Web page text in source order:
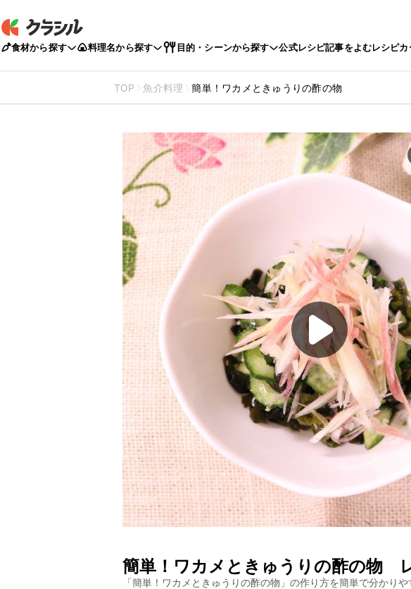
食材から探す 料理名から探す 目的・シーンから探す 公式レシピ記事をよむレシピカ
TOP 魚介料理 簡単！ワカメときゅうりの酢の物
簡単！ワカメときゅうりの酢の物
「簡単！ワカメときゅうりの酢の物 」の作り方を簡単で分かり